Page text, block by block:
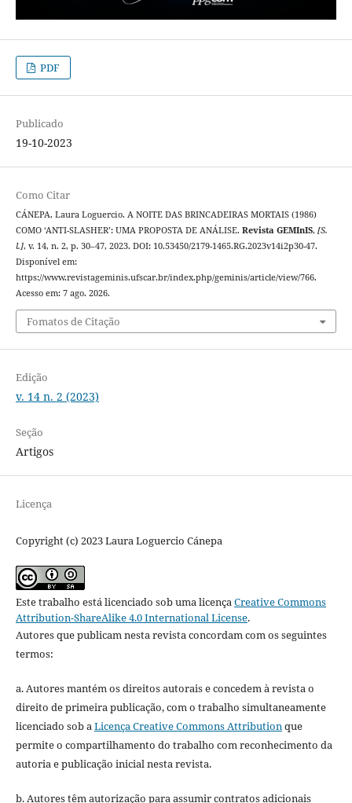
PDF
Publicado
19-10-2023
Como Citar
CÁNEPA, Laura Loguercio. A NOITE DAS BRINCADEIRAS MORTAIS (1986)
COMO ‘ANTI-SLASHER’: UMA PROPOSTA DE ANÁLISE. Revista GEMInIS, [S.
l.], v. 14, n. 2, p. 30–47, 2023. DOI: 10.53450/2179-1465.RG.2023v14i2p30-47.
Disponível em:
https://www.revistageminis.ufscar.br/index.php/geminis/article/view/766.
Acesso em: 7 ago. 2026.
Fomatos de Citação
Edição
v. 14 n. 2 (2023)
Seção
Artigos
Licença
Copyright (c) 2023 Laura Loguercio Cánepa
Este trabalho está licenciado sob uma licençaCreative Commons
Attribution-ShareAlike 4.0 International License.
Autores que publicam nesta revista concordam com os seguintes
termos:
a. Autores mantém os direitos autorais e concedem à revista o
direito de primeira publicação, com o trabalho simultaneamente
licenciado sob aLicença Creative Commons Attributionque
permite o compartilhamento do trabalho com reconhecimento da
autoria e publicação inicial nesta revista.
b. Autores têm autorização para assumir contratos adicionais